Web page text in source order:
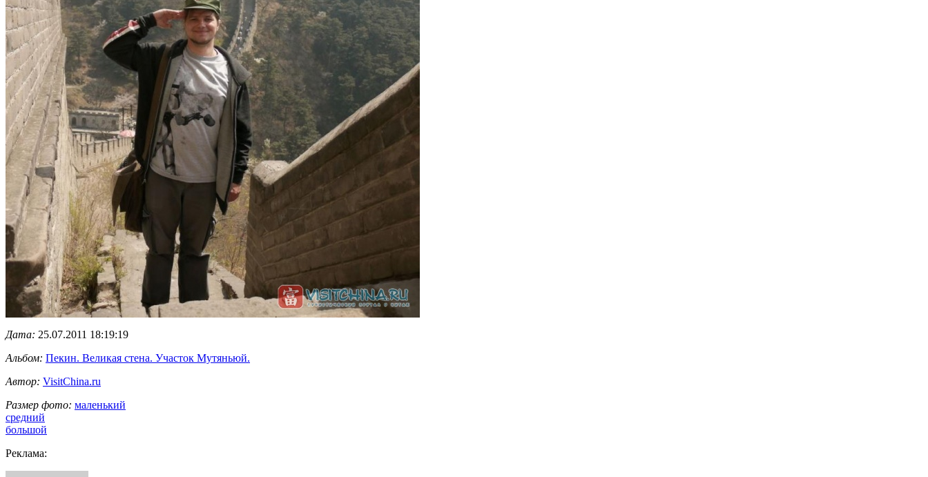
Дата: 25.07.2011 18:19:19
Альбом: Пекин. Великая стена. Участок Мутяньюй.
Автор: VisitChina.ru
Размер фото: маленький
средний
большой
Реклама: